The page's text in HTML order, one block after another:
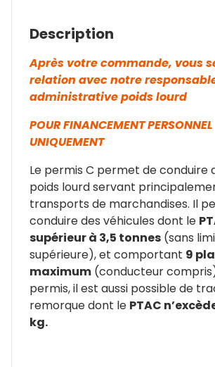
Description
Après votre commande, vous
relation avec notre
administrative poids lourd
POUR FINANCEMENT PERSONNEL
UNIQUEMENT
Le permis C permet de conduire
poids lourd servant
transports de marchandises. Il
conduire des véhicules dont le
supérieur à 3,5 tonnes (sans
supérieure), et comportant 9
maximum (conducteur
permis, il est aussi possible de
remorque dont le PTAC
kg.